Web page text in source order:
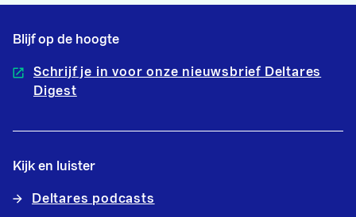
Blijf op de hoogte
Schrijf je in voor onze nieuwsbrief Deltares
Digest
Kijk en luister
Deltares podcasts